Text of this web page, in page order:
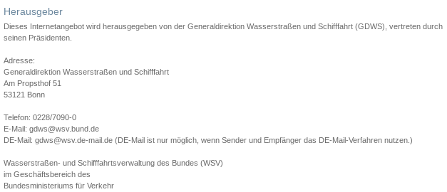
Herausgeber
Dieses Internetangebot wird herausgegeben von der Generaldirektion Wasserstraßen und Schifffahrt (GDWS), vertreten durch
seinen Präsidenten.
Adresse:
Generaldirektion Wasserstraßen und Schifffahrt
Am Propsthof 51
53121 Bonn
Telefon: 0228/7090-0
E-Mail: gdws@wsv.bund.de
DE-Mail: gdws@wsv.de-mail.de (DE-Mail ist nur möglich, wenn Sender und Empfänger das DE-Mail-Verfahren nutzen.)
Wasserstraßen- und Schifffahrtsverwaltung des Bundes (WSV)
im Geschäftsbereich des
Bundesministeriums für Verkehr